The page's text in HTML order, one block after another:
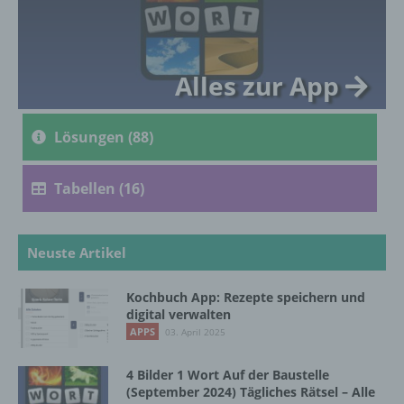
Alles zur App
Lösungen (88)
Tabellen (16)
Neuste Artikel
Kochbuch App: Rezepte speichern und
digital verwalten
APPS 03. April 2025
4 Bilder 1 Wort Auf der Baustelle
(September 2024) Tägliches Rätsel – Alle
genetischen, psychischen, wirtschaftlichen,
kulturellen oder sozialen Identität dieser
natürlichen Person sind, identifiziert werden
Betroffene Person ist jede identifizierte oder
identifizierbare natürliche Person, deren
personenbezogene Daten von dem für die
Verarbeitung Verantwortlichen verarbeitet
werden.
c) Verarbeitung
Verarbeitung ist jeder mit oder ohne Hilfe
Vorgang oder jede solche Vorgangsreihe im
Zusammenhang mit personenbezogenen